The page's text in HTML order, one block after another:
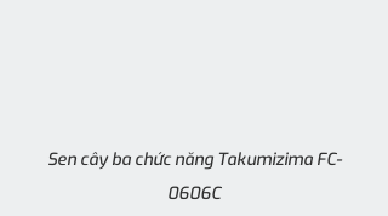
Sen cây ba chức năng Takumizima FC-
0606C